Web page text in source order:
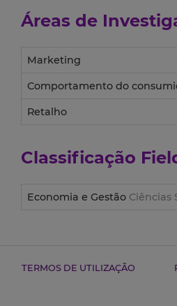
Áreas de
Marketing
Comportamento do
Retalho
Classificação
Economia e Gestão Ciências
TERMOS DE UTILIZAÇÃO